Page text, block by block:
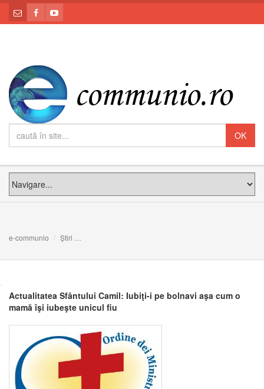
e-communio Știri
Actualitatea Sfântului Camil: Iubiţi-i pe bolnavi aşa cum o
mamă îşi iubeşte unicul fiu